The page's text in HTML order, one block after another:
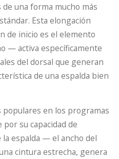
una forma mucho más
Esta elongación
de inicio es el elemento
— activa específicamente
del dorsal que generan
de una espalda bien
populares en los programas
su capacidad de
espalda — el ancho del
cintura estrecha, genera